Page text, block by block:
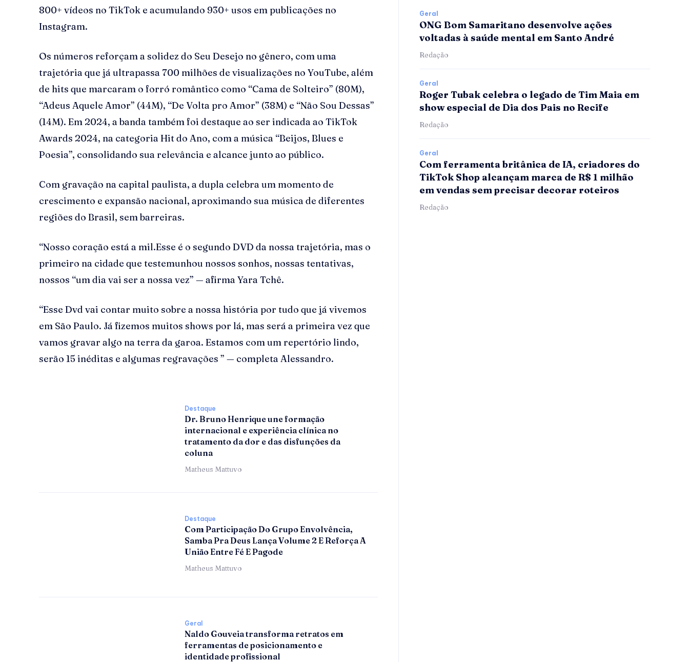
800+ vídeos no TikTok e acumulando 930+ usos em publicações no
Instagram.
Os números reforçam a solidez do Seu Desejo no gênero, com uma
trajetória que já ultrapassa 700 milhões de visualizações no YouTube, além
de hits que marcaram o forró romântico como “Cama de Solteiro” (80M),
“Adeus Aquele Amor” (44M), “De Volta pro Amor” (38M) e “Não Sou Dessas”
(14M). Em 2024, a banda também foi destaque ao ser indicada ao TikTok
Awards 2024, na categoria Hit do Ano, com a música “Beijos, Blues e
Poesia”, consolidando sua relevância e alcance junto ao público.
Com gravação na capital paulista, a dupla celebra um momento de
crescimento e expansão nacional, aproximando sua música de diferentes
regiões do Brasil, sem barreiras.
“Nosso coração está a mil.Esse é o segundo DVD da nossa trajetória, mas o
primeiro na cidade que testemunhou nossos sonhos, nossas tentativas,
nossos “um dia vai ser a nossa vez” — afirma Yara Tchê.
“Esse Dvd vai contar muito sobre a nossa história por tudo que já vivemos
em São Paulo. Já fizemos muitos shows por lá, mas será a primeira vez que
vamos gravar algo na terra da garoa. Estamos com um repertório lindo,
serão 15 inéditas e algumas regravações ” — completa Alessandro.
Destaque
Dr. Bruno Henrique une formação
internacional e experiência clínica no
tratamento da dor e das disfunções da
coluna
Matheus Mattuvo
Destaque
Com Participação Do Grupo Envolvência,
Samba Pra Deus Lança Volume 2 E Reforça A
União Entre Fé E Pagode
Matheus Mattuvo
Geral
Naldo Gouveia transforma retratos em
ferramentas de posicionamento e
identidade profissional
Geral
ONG Bom Samaritano desenvolve ações
voltadas à saúde mental em Santo André
Redação
Geral
Roger Tubak celebra o legado de Tim Maia em
show especial de Dia dos Pais no Recife
Redação
Geral
Com ferramenta britânica de IA, criadores do
TikTok Shop alcançam marca de R$ 1 milhão
em vendas sem precisar decorar roteiros
Redação